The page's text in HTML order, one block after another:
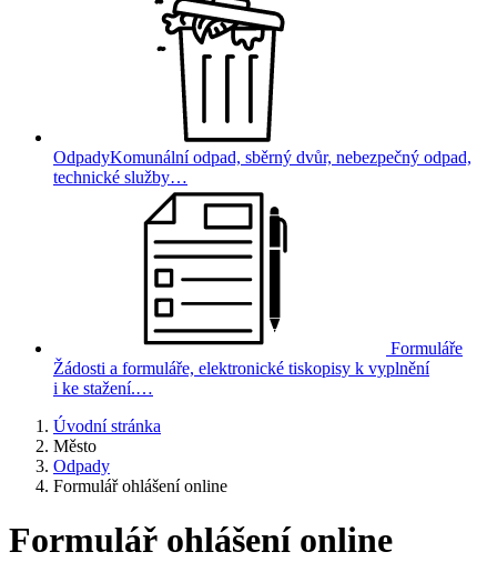
OdpadyKomunální odpad, sběrný dvůr, nebezpečný odpad,
technické služby…
Formuláře
Žádosti a formuláře, elektronické tiskopisy k vyplnění
i ke stažení.…
Úvodní stránka
Město
Odpady
Formulář ohlášení online
Formulář ohlášení online